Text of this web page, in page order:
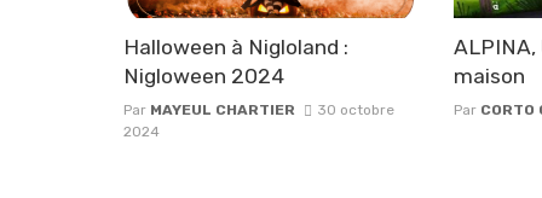
Halloween à Nigloland :
Nigloween 2024
Par MAYEUL CHARTIER
30 octobre
2024
ALPINA,
maison
Par CORTO